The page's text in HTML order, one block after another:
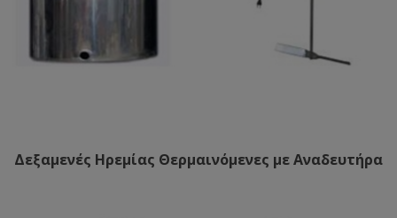
Δεξαμενές Ηρεμίας Θερμαινόμενες με Αναδευτήρα